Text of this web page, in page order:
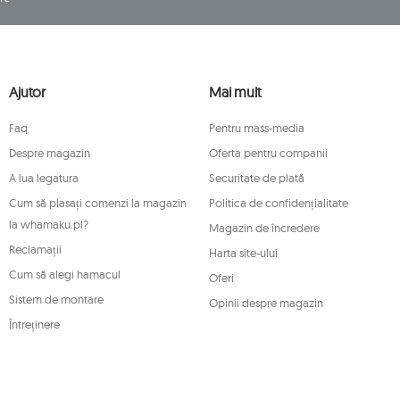
(număr statistic): 711650928.
la o autoritate de supraveghere
în orice moment, consimțământul
dintre drepturile menționate mai sus,
ODO
Ajutor
Faq
Despre magazin
A lua legatura
Cum să plasați comenzi la magazin
la whamaku.pl?
Reclamații
Cum să alegi hamacul
Sistem de montare
Întreținere
Mai mult
Pentru mass-media
Oferta pentru companii
Securitate de plată
Politica de confidențialitate
Magazin de încredere
Harta site-ului
Oferi
Opinii despre magazin